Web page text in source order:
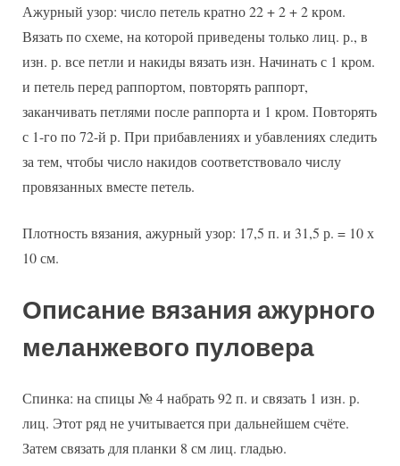
Ажурный узор: число петель кратно 22 + 2 + 2 кром.
Вязать по схеме, на которой приведены только лиц. р., в
изн. р. все петли и накиды вязать изн. Начинать с 1 кром.
и петель перед раппортом, повторять раппорт,
заканчивать петлями после раппорта и 1 кром. Повторять
с 1-го по 72-й р. При прибавлениях и убавлениях следить
за тем, чтобы число накидов соответствовало числу
провязанных вместе петель.
Плотность вязания, ажурный узор: 17,5 п. и 31,5 р. = 10 х
10 см.
Описание вязания ажурного
меланжевого пуловера
Спинка: на спицы № 4 набрать 92 п. и связать 1 изн. р.
лиц. Этот ряд не учитывается при дальнейшем счёте.
Затем связать для планки 8 см лиц. гладью.